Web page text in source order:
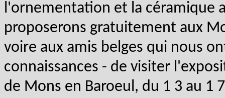
l'ornementation et la céramique
proposerons gratuitement aux
voire aux amis belges qui nous
connaissances - de visiter
de Mons en Baroeul, du 1 3 au 1